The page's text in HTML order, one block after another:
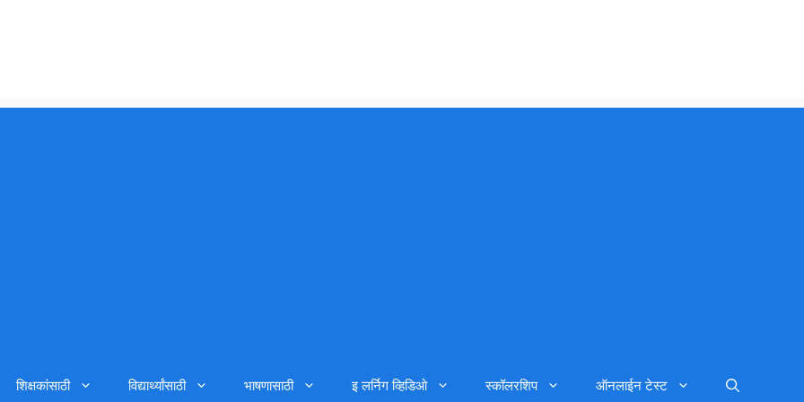
शिक्षकांसाठी विद्यार्थ्यांसाठी भाषणासाठी इ लर्निग व्हिडिओ स्कॉलरशिप ऑनलाईन टेस्ट